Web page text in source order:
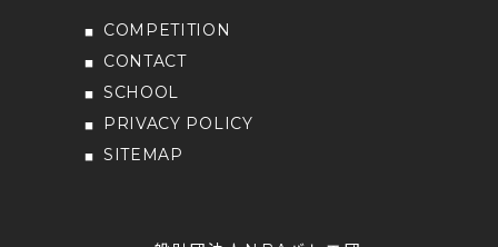
COMPETITION
CONTACT
SCHOOL
PRIVACY POLICY
SITEMAP